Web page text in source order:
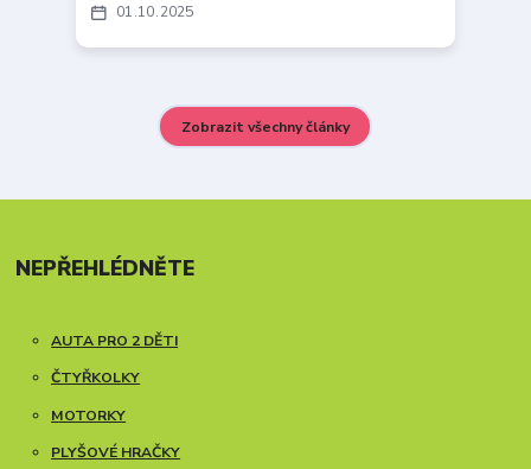
01 10 2025
Zobrazit všechny články
NEPŘEHLÉDNĚTE
AUTA PRO 2 DĚTI
ČTYŘKOLKY
MOTORKY
PLYŠOVÉ HRAČKY